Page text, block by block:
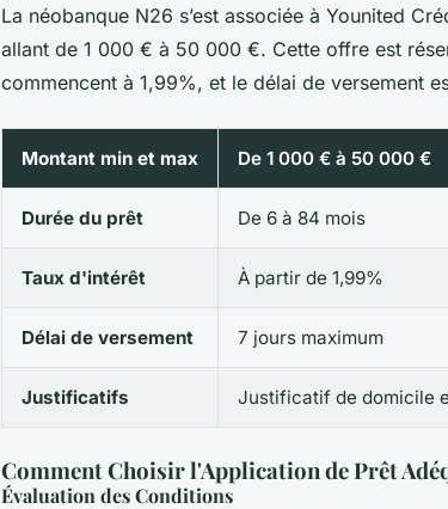
La néobanque N26 s’est associée à Younited
allant de 1 000 € à 50 000 €. Cette offre est
commencent à 1,99%, et le délai de versement
Montant min et max De 1 000 € à 50 000 €
Durée du prêt De 6 à 84 mois
Taux d'intérêt À partir de 1,99%
Délai de versement 7 jours maximum
Justificatifs Justificatif de domicile
Comment Choisir l'Application de Prêt
Évaluation des Conditions